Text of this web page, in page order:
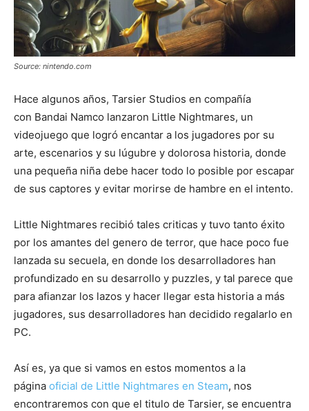
Source: nintendo.com
Hace algunos años, Tarsier Studios en compañía
con Bandai Namco lanzaron Little Nightmares, un
videojuego que logró encantar a los jugadores por su
arte, escenarios y su lúgubre y dolorosa historia, donde
una pequeña niña debe hacer todo lo posible por escapar
de sus captores y evitar morirse de hambre en el intento.
Little Nightmares recibió tales criticas y tuvo tanto éxito
por los amantes del genero de terror, que hace poco fue
lanzada su secuela, en donde los desarrolladores han
profundizado en su desarrollo y puzzles, y tal parece que
para afianzar los lazos y hacer llegar esta historia a más
jugadores, sus desarrolladores han decidido regalarlo en
PC.
Así es, ya que si vamos en estos momentos a la
página oficial de Little Nightmares en Steam, nos
encontraremos con que el titulo de Tarsier, se encuentra